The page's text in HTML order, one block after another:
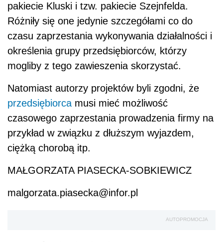
pakiecie Kluski i tzw. pakiecie Szejnfelda.
Różniły się one jedynie szczegółami co do
czasu zaprzestania wykonywania działalności i
określenia grupy przedsiębiorców, którzy
mogliby z tego zawieszenia skorzystać.
Natomiast autorzy projektów byli zgodni, że
przedsiębiorcamusi mieć możliwość
czasowego zaprzestania prowadzenia firmy na
przykład w związku z dłuższym wyjazdem,
ciężką chorobą itp.
MAŁGORZATA PIASECKA-SOBKIEWICZ
malgorzata.piasecka@infor.pl
AUTOPROMOCJA